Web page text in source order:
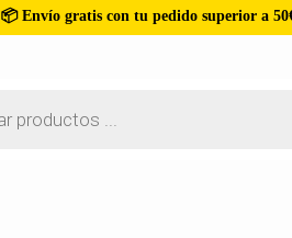
📦 Envío gratis con tu pedido superior a